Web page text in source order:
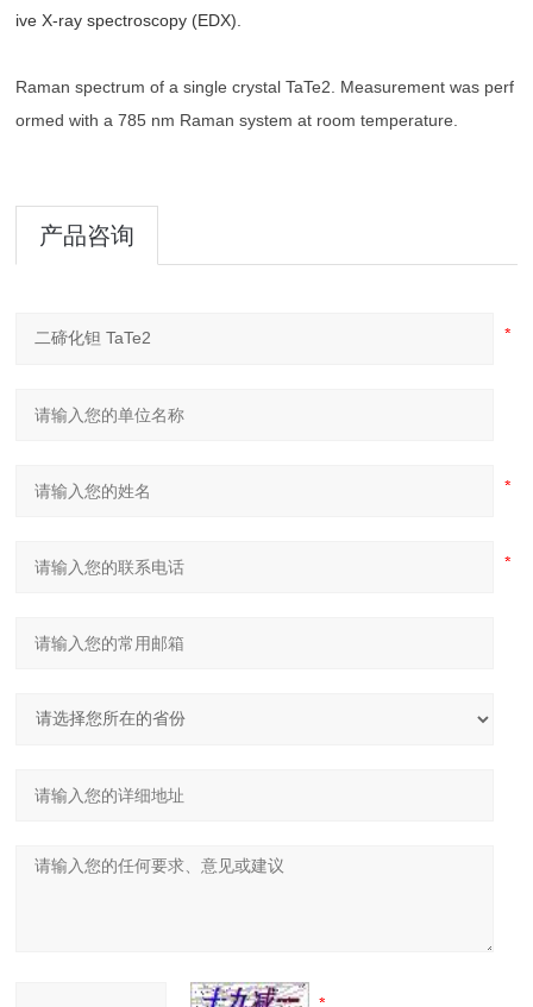
ive X-ray spectroscopy (EDX).
Raman spectrum of a single crystal TaTe2. Measurement was perf
ormed with a 785 nm Raman system at room temperature.
产品咨询